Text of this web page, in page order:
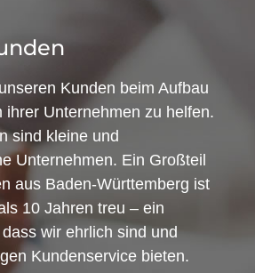
Kunden beim Aufbau
ihrer Unternehmen zu helfen.
sind kleine und
Unternehmen. Ein Großteil
aus Baden-Württemberg ist
10 Jahren treu – ein
wir ehrlich sind und
Kundenservice bieten.